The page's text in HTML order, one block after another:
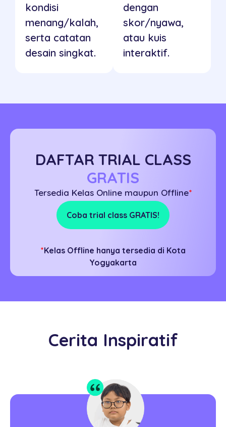
kondisi
menang/kalah,
serta catatan
desain singkat.
dengan
skor/nyawa,
atau kuis
interaktif.
DAFTAR TRIAL CLASS
GRATIS
Tersedia Kelas Online maupun Offline*
Coba trial class GRATIS!
*Kelas Offline hanya tersedia di Kota
Yogyakarta
Cerita Inspiratif